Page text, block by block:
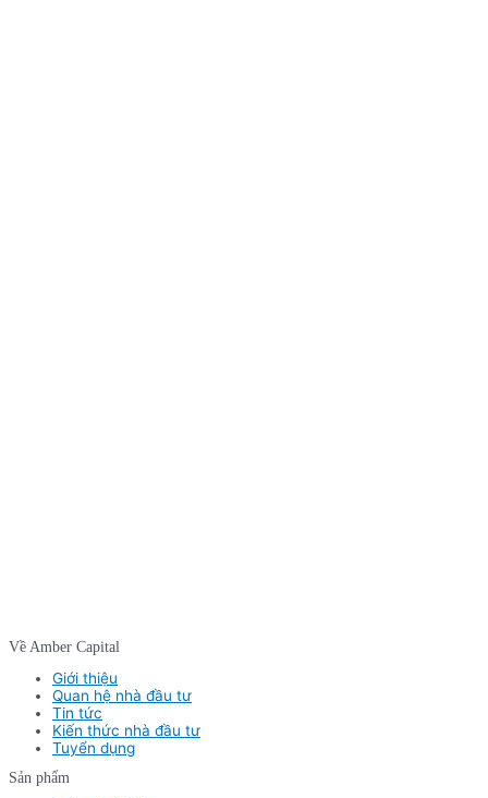
Về Amber Capital
Giới thiệu
Quan hệ nhà đầu tư
Tin tức
Kiến thức nhà đầu tư
Tuyển dụng
Sản phẩm